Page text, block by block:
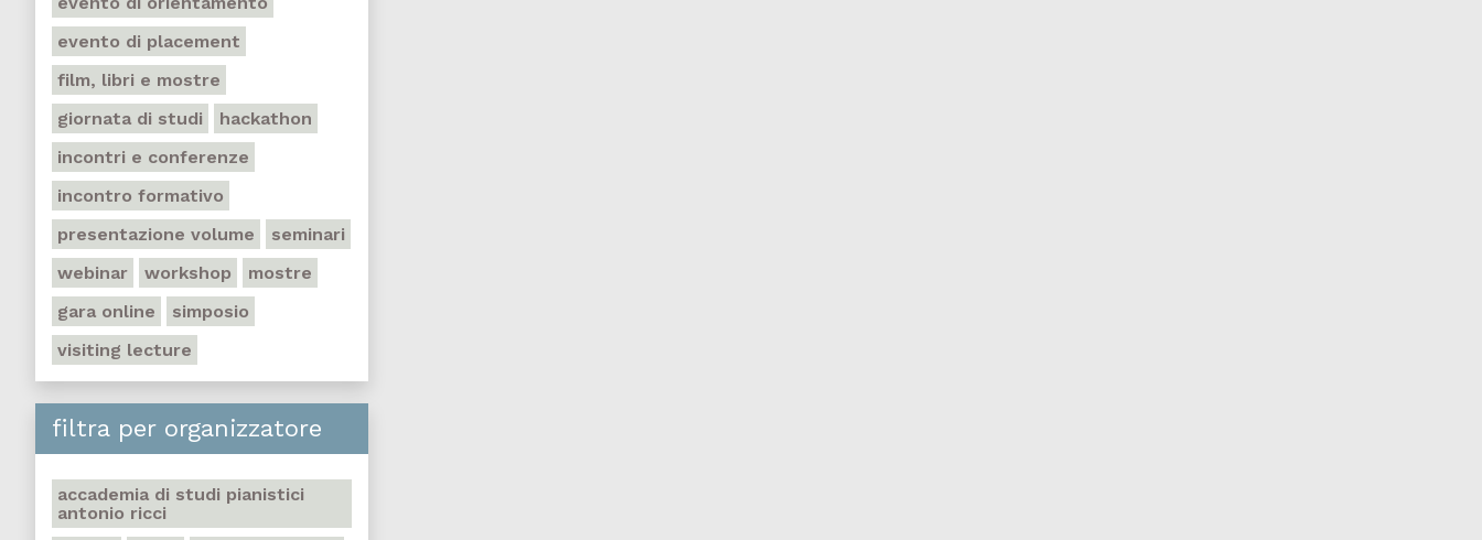
evento di placement
film, libri e mostre
giornata di studi
hackathon
incontri e conferenze
incontro formativo
presentazione volume
seminari
webinar
workshop
mostre
gara online
simposio
visiting lecture
filtra per organizzatore
accademia di studi pianistici
antonio ricci